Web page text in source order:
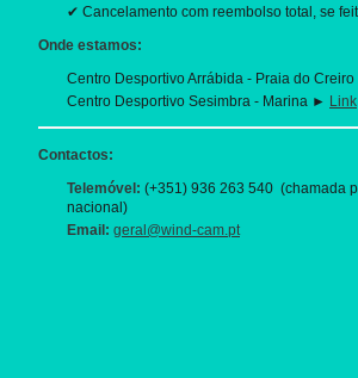
✔ Cancelamento com reembolso total, se
Onde estamos:
Centro Desportivo Arrábida - Praia do
Centro Desportivo Sesimbra - Marina ► Link
Contactos:
Telemóvel: (+351) 936 263 540 (chamada
nacional)
Email: geral@wind-cam.pt